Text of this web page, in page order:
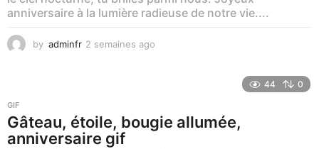
anniversaire à la lumière radieuse de notre vie....
by adminfr 2 semaines ago
n
44 0
GIF
Gâteau, étoile, bougie allumée,
anniversaire gif